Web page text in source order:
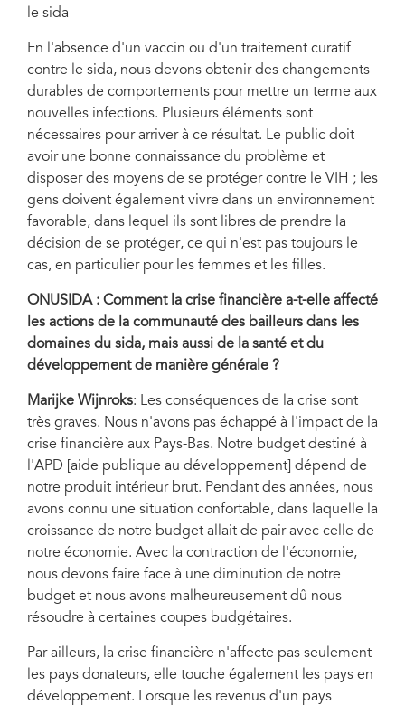
le sida
En l'absence d'un vaccin ou d'un traitement curatif
contre le sida, nous devons obtenir des changements
durables de comportements pour mettre un terme aux
nouvelles infections. Plusieurs éléments sont
nécessaires pour arriver à ce résultat. Le public doit
avoir une bonne connaissance du problème et
disposer des moyens de se protéger contre le VIH ; les
gens doivent également vivre dans un environnement
favorable, dans lequel ils sont libres de prendre la
décision de se protéger, ce qui n'est pas toujours le
cas, en particulier pour les femmes et les filles.
ONUSIDA : Comment la crise financière a-t-elle affecté
les actions de la communauté des bailleurs dans les
domaines du sida, mais aussi de la santé et du
développement de manière générale ?
Marijke Wijnroks: Les conséquences de la crise sont
très graves. Nous n'avons pas échappé à l'impact de la
crise financière aux Pays-Bas. Notre budget destiné à
l'APD [aide publique au développement] dépend de
notre produit intérieur brut. Pendant des années, nous
avons connu une situation confortable, dans laquelle la
croissance de notre budget allait de pair avec celle de
notre économie. Avec la contraction de l'économie,
nous devons faire face à une diminution de notre
budget et nous avons malheureusement dû nous
résoudre à certaines coupes budgétaires.
Par ailleurs, la crise financière n'affecte pas seulement
les pays donateurs, elle touche également les pays en
développement. Lorsque les revenus d'un pays